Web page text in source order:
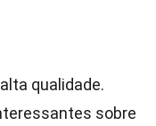
qualidade.
sobre